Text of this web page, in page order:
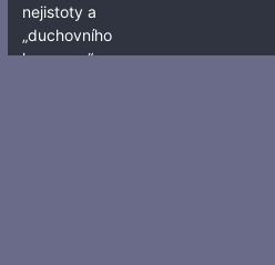
nejistoty a
„duchovního
konzumu“